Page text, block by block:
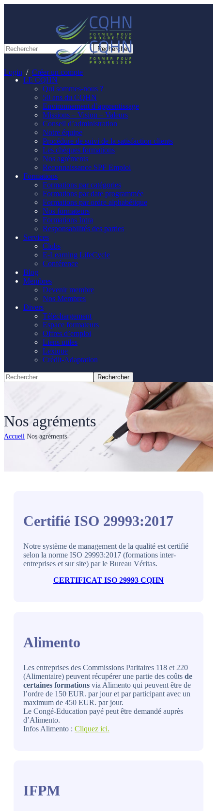
Login / Créer un compte
LE CQHN
Qui sommes-nous ?
50 ans du CQHN
Environnement d’apprentissage
Missions – Vision – Valeurs
Conseil d’administration
Notre équipe
Procédure de suivi de la satisfaction clients
Les chèques formations
Nos agréments
Reconnaissance SPF Emploi
Formations
Formations par catégories
Formations par date programmée
Formations par ordre alphabétique
Nos formateurs
Formations Intra
Responsabilités des parties
Services
Clubs
E-Learning LifeCycle
Conférence
Blog
Membres
Devenir membre
Nos Membres
Divers
Téléchargement
Espace formateurs
Offres d’emploi
Liens utiles
Lexique
Crédit-Adaptation
Nos agréments
Accueil Nos agréments
Certifié ISO 29993:2017
Notre système de management de la qualité est certifié
selon la norme ISO 29993:2017 (formations inter-
entreprises et sur site) par le Bureau Véritas.
CERTIFICAT ISO 29993 CQHN
Alimento
Les entreprises des Commissions Paritaires 118 et 220
(Alimentaire) peuvent récupérer une partie des coûts de
certaines formations via Alimento qui peuvent être de
l’ordre de 150 EUR. par jour et par participant avec un
maximum de 450 EUR. par jour.
Le Congé-Education payé peut être demandé auprès
d’Alimento.
Infos Alimento : Cliquez ici.
IFPM
Panneau de gestion des cookies